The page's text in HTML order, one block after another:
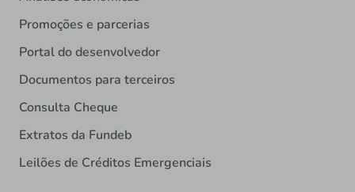
Promoções e parcerias
Portal do desenvolvedor
Documentos para terceiros
Consulta Cheque
Extratos da Fundeb
Leilões de Créditos Emergenciais